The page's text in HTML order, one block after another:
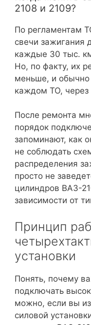
2108 и 2109?
По регламентам
свечи зажигания
каждые 30 тыс.
Но, по факту, их
меньше, и обычно
каждом ТО,
После ремонта
порядок
запоминают, как
не соблюдать
распределения
просто не
цилиндров ВАЗ-
зависимости от
Принцип
установки
Понять, почему
подключать
можно, если вы
силовой